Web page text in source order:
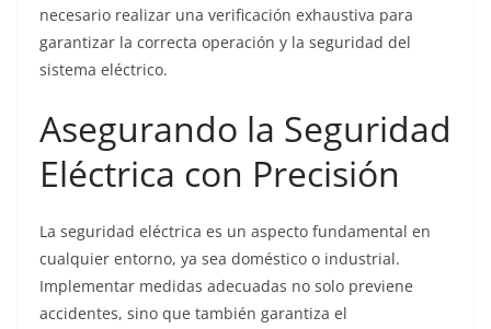
necesario realizar una verificación exhaustiva para
garantizar la correcta operación y la seguridad del
sistema eléctrico.
Asegurando la Seguridad
Eléctrica con Precisión
La seguridad eléctrica es un aspecto fundamental en
cualquier entorno, ya sea doméstico o industrial.
Implementar medidas adecuadas no solo previene
accidentes, sino que también garantiza el